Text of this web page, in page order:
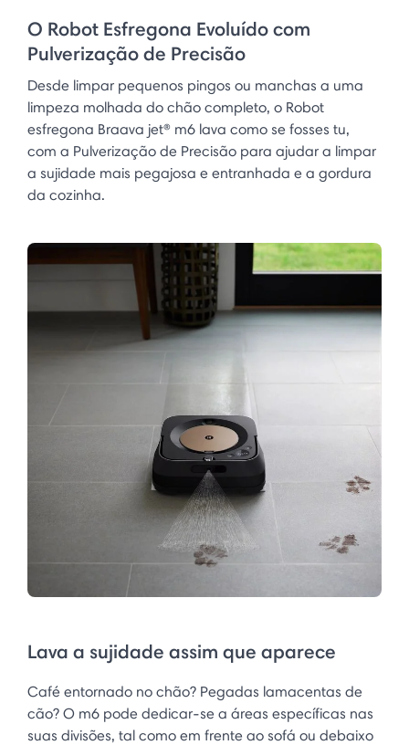
O Robot Esfregona Evoluído com
Pulverização de Precisão
Desde limpar pequenos pingos ou manchas a uma
limpeza molhada do chão completo, o Robot
esfregona Braava jet® m6 lava como se fosses tu,
com a Pulverização de Precisão para ajudar a limpar
a sujidade mais pegajosa e entranhada e a gordura
da cozinha.
Lava a sujidade assim que aparece
Café entornado no chão? Pegadas lamacentas de
cão? O m6 pode dedicar-se a áreas específicas nas
suas divisões, tal como em frente ao sofá ou debaixo